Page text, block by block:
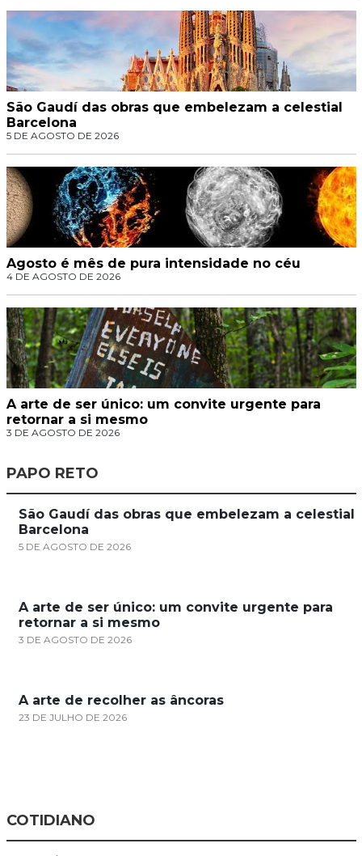
São Gaudí das obras que embelezam a celestial
Barcelona
5 DE AGOSTO DE 2026
Agosto é mês de pura intensidade no céu
4 DE AGOSTO DE 2026
A arte de ser único: um convite urgente para
retornar a si mesmo
3 DE AGOSTO DE 2026
PAPO RETO
São Gaudí das obras que embelezam a celestial
Barcelona
5 DE AGOSTO DE 2026
A arte de ser único: um convite urgente para
retornar a si mesmo
3 DE AGOSTO DE 2026
A arte de recolher as âncoras
23 DE JULHO DE 2026
COTIDIANO